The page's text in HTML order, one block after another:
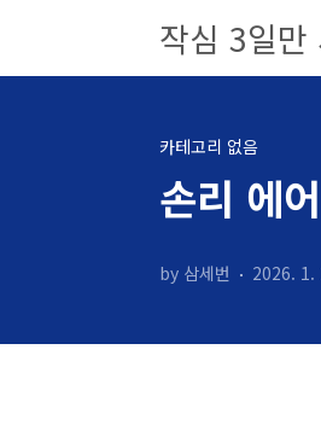
작심 3일만
카테고리 없음
손리 에
by 삼세번 2026. 1.